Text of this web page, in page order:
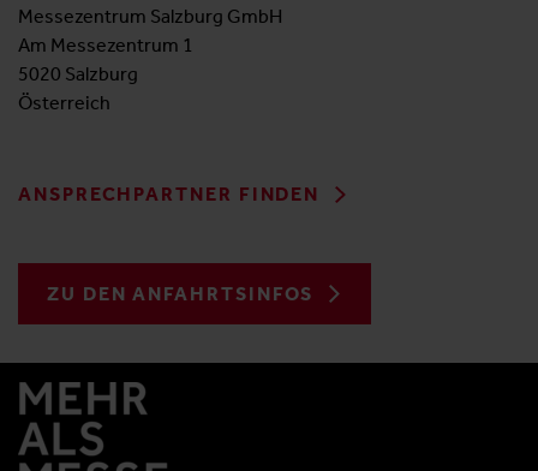
Messezentrum Salzburg GmbH
Am Messezentrum 1
5020 Salzburg
Österreich
ANSPRECHPARTNER FINDEN
ZU DEN ANFAHRTSINFOS